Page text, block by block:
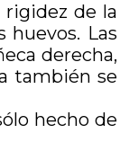
rigidez de la
Las
derecha,
también se
hecho de